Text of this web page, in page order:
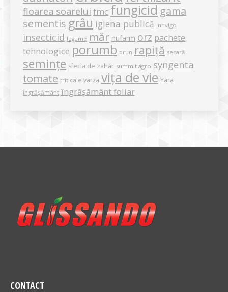
floarea soarelui fmc fungicid gama
sementis grâu igiena publică innvigo
insecticid legume măr nufarm orz pachete
tehnologice porumb prun rapiță secară
semințe sfecla de zahăr summit agro syngenta
tomate triticale varza vița de vie Yara
îngrășământ îngrășământ foliar
CONTACT